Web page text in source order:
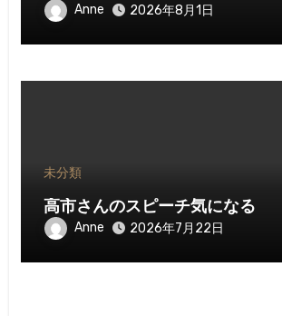
Anne 2026年8月1日
未分類
高市さんのスピーチ気になる
Anne 2026年7月22日